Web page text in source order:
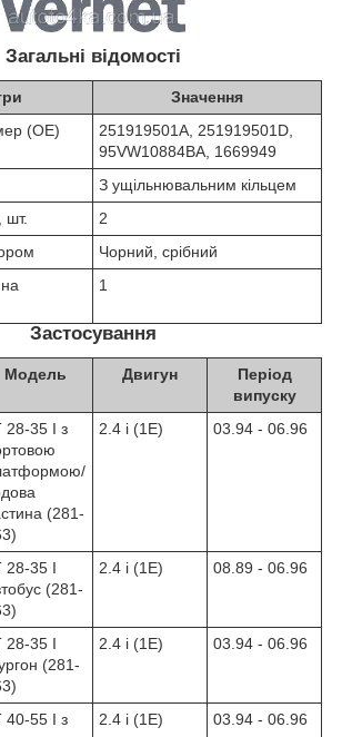
Загальні відомості
Значення
(OE)
251919501A, 251919501D,
95VW10884BA, 1669949
З ущільнювальним кільцем
шт.
2
Чорний, срібний
1
Застосування
Модель Двигун
Період
випуску
28-35 I з
(281-
2.4 i (1E) 03.94 - 06.96
28-35 I
(281-
2.4 i (1E) 08.89 - 06.96
28-35 I
(281-
2.4 i (1E) 03.94 - 06.96
40-55 I з
2.4 i (1E) 03.94 - 06.96